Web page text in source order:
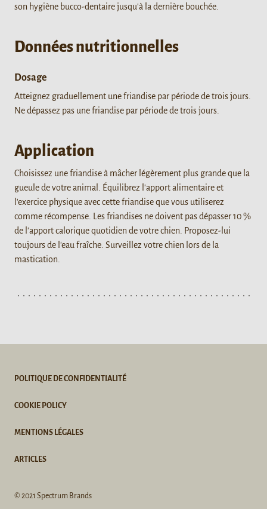
son hygiène bucco-dentaire jusqu'à la dernière bouchée.
Données nutritionnelles
Dosage
Atteignez graduellement une friandise par période de trois jours.
Ne dépassez pas une friandise par période de trois jours.
Application
Choisissez une friandise à mâcher légèrement plus grande que la
gueule de votre animal. Équilibrez l'apport alimentaire et
l'exercice physique avec cette friandise que vous utiliserez
comme récompense. Les friandises ne doivent pas dépasser 10 %
de l'apport calorique quotidien de votre chien. Proposez-lui
toujours de l'eau fraîche. Surveillez votre chien lors de la
mastication.
POLITIQUE DE CONFIDENTIALITÉ
COOKIE POLICY
MENTIONS LÉGALES
ARTICLES
© 2021 Spectrum Brands